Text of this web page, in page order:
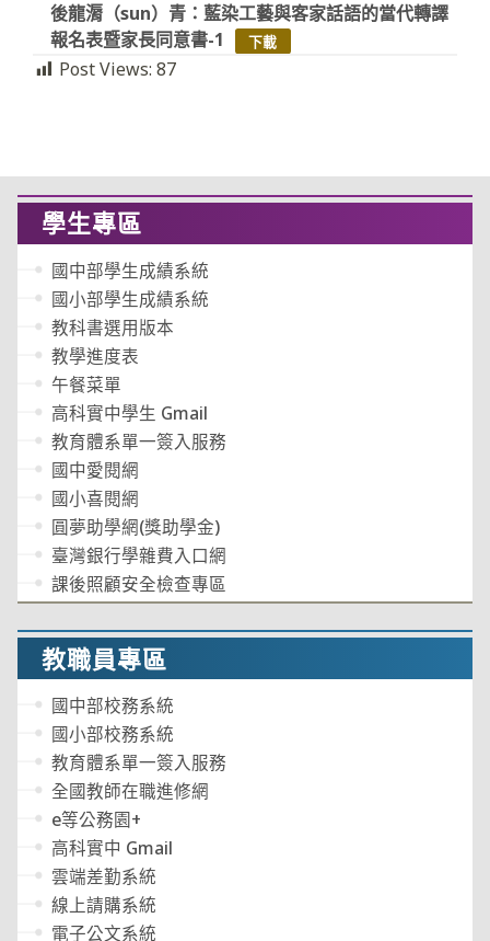
後龍漘（sun）青：藍染工藝與客家話語的當代轉譯
報名表暨家長同意書-1
下載
Post Views: 87
學生專區
國中部學生成績系統
國小部學生成績系統
教科書選用版本
教學進度表
午餐菜單
高科實中學生 Gmail
教育體系單一簽入服務
國中愛閱網
國小喜閱網
圓夢助學網(獎助學金)
臺灣銀行學雜費入口網
課後照顧安全檢查專區
教職員專區
國中部校務系統
國小部校務系統
教育體系單一簽入服務
全國教師在職進修網
e等公務園+
高科實中 Gmail
雲端差勤系統
線上請購系統
電子公文系統